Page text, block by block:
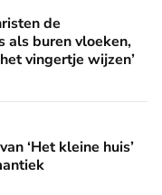
‘Zelfs als
de
als buren vloeken,
vingertje wijzen’
huis’ biedt fijne
‘Het kleine huis’